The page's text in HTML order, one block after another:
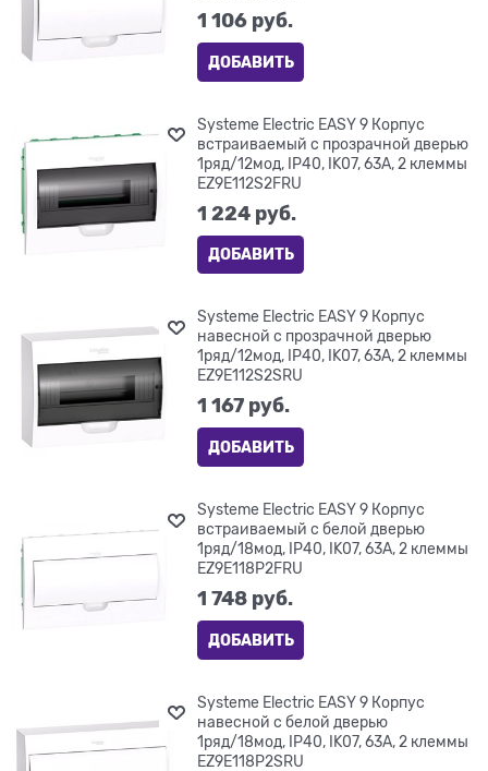
1 106 руб.
ДОБАВИТЬ
Systeme Electric EASY 9 Корпус
встраиваемый с прозрачной дверью
1ряд/12мод, IP40, IK07, 63А, 2 клеммы
EZ9E112S2FRU
1 224 руб.
ДОБАВИТЬ
Systeme Electric EASY 9 Корпус
навесной с прозрачной дверью
1ряд/12мод, IP40, IK07, 63А, 2 клеммы
EZ9E112S2SRU
1 167 руб.
ДОБАВИТЬ
Systeme Electric EASY 9 Корпус
встраиваемый с белой дверью
1ряд/18мод, IP40, IK07, 63А, 2 клеммы
EZ9E118P2FRU
1 748 руб.
ДОБАВИТЬ
Systeme Electric EASY 9 Корпус
навесной с белой дверью
1ряд/18мод, IP40, IK07, 63А, 2 клеммы
EZ9E118P2SRU